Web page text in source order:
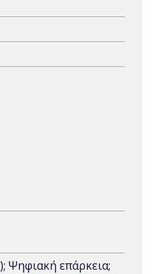
Ψηφιακή επάρκεια;